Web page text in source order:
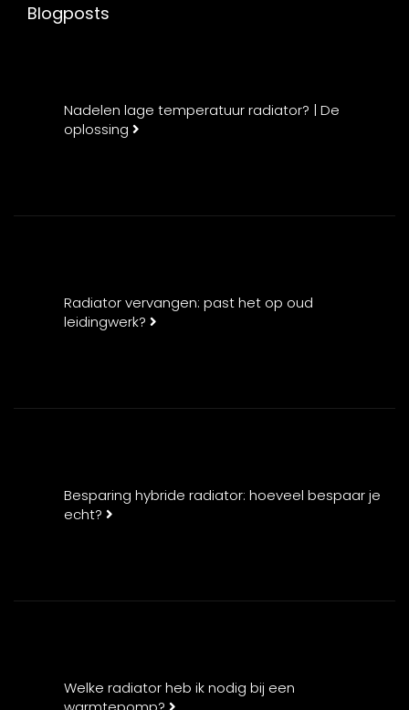
Blogposts
Nadelen lage temperatuur radiator? | De
oplossing
Radiator vervangen: past het op oud
leidingwerk?
Besparing hybride radiator: hoeveel bespaar je
echt?
Welke radiator heb ik nodig bij een